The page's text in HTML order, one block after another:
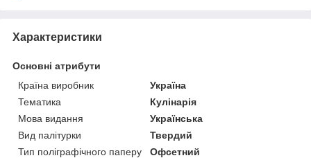
Характеристики
Основні атрибути
Країна виробник
Україна
Тематика
Кулінарія
Мова видання
Українська
Вид палітурки
Твердий
Тип поліграфічного паперу
Офсетний